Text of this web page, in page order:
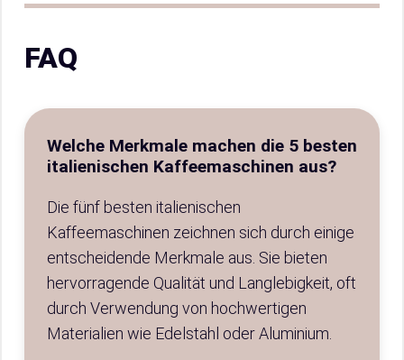
FAQ
Welche Merkmale machen die 5 besten
italienischen Kaffeemaschinen aus?
Die fünf besten italienischen
Kaffeemaschinen zeichnen sich durch einige
entscheidende Merkmale aus. Sie bieten
hervorragende Qualität und Langlebigkeit, oft
durch Verwendung von hochwertigen
Materialien wie Edelstahl oder Aluminium.